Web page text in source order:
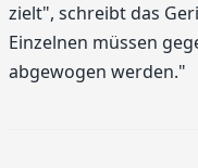
zielt", schreibt das
Einzelnen müssen
abgewogen werden."